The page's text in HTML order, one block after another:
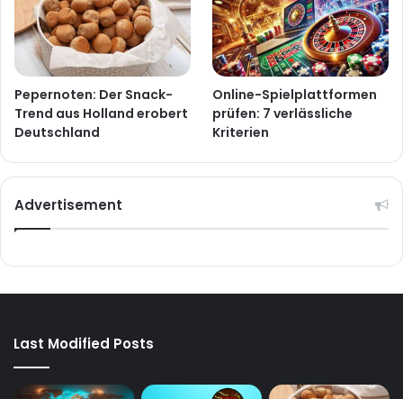
Pepernoten: Der Snack-
Trend aus Holland erobert
Deutschland
Online-Spielplattformen
prüfen: 7 verlässliche
Kriterien
Advertisement
Last Modified Posts